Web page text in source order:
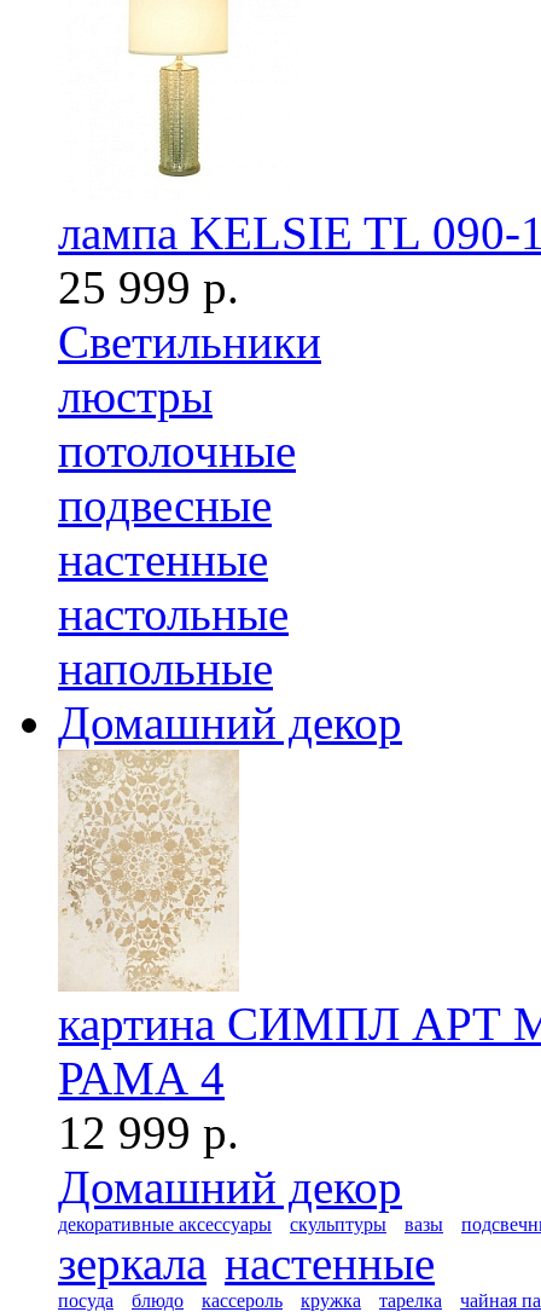
лампа KELSIE TL 090-
25 999 р.
Светильники
люстры
потолочные
подвесные
настенные
настольные
напольные
Домашний декор
картина СИМПЛ АРТ
РАМА 4
12 999 р.
Домашний декор
декоративные аксессуары скульптуры вазы
зеркала настенные
посуда блюдо кассероль кружка тарелка чайная